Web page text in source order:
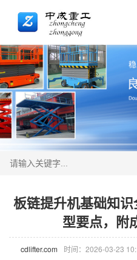
板链提升机基础知
型要点，附
cdlifter.com 时间：2026-03-23